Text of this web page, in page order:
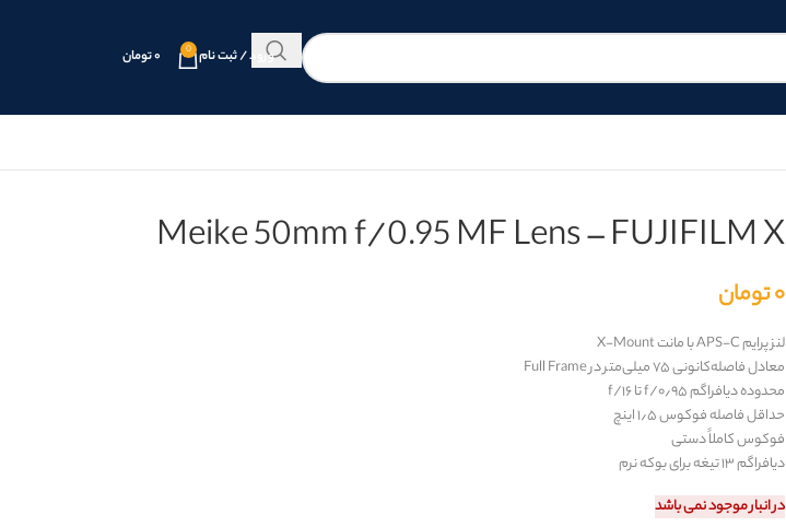
ورود / ثبت نام 0 ۰تومان
Meike 50mm f/0.95 MF Lens – FUJIFILM X
۰تومان
لنز پرایم APS-C با مانت
X-Mount
معادل فاصله‌کانونی ۷۵ میلی‌متر در Full Frame
محدوده دیافراگمf/۰٫۹۵ تاf/۱۶
حداقل فاصله فوکوس ۱٫۵ اینچ
فوکوس کاملاً دستی
دیافراگم ۱۳ تیغه برای بوکه نرم
در انبار موجود نمی باشد